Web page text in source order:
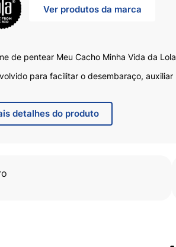
Ver produtos da marca
de pentear Meu Cacho Minha Vida da
para facilitar o desembaraço,
e contribui para cabelos mais alinhados,
cuidados capilares. A embalagem de
detalhes do produto